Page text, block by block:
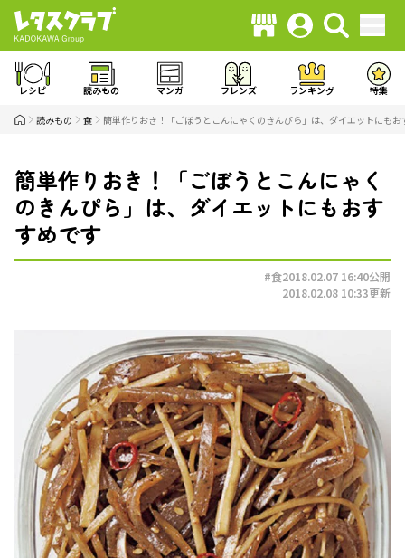
レシピ 読みもの マンガ フレンズ ランキング 特集
読みもの 食 簡単作りおき！「ごぼうとこんにゃくのきんぴら」は、ダイエットにもお
簡単作りおき！「ごぼうとこんにゃく
のきんぴら」は、ダイエットにもおす
すめです
#食2018.02.07 16:40公開
2018.02.08 10:33更新